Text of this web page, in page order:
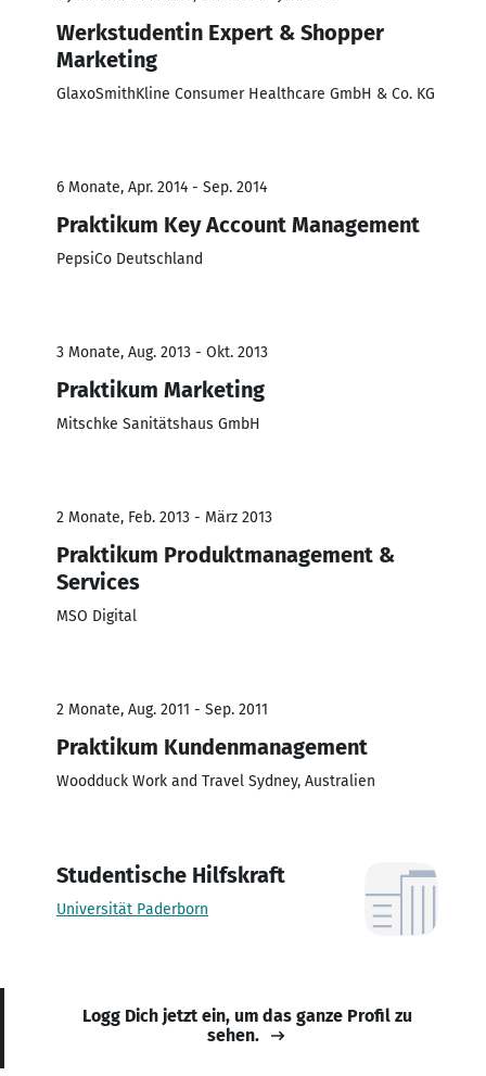
Werkstudentin Expert & Shopper
Marketing
GlaxoSmithKline Consumer Healthcare GmbH & Co. KG
6 Monate, Apr. 2014 - Sep. 2014
Praktikum Key Account Management
PepsiCo Deutschland
3 Monate, Aug. 2013 - Okt. 2013
Praktikum Marketing
Mitschke Sanitätshaus GmbH
2 Monate, Feb. 2013 - März 2013
Praktikum Produktmanagement &
Services
MSO Digital
2 Monate, Aug. 2011 - Sep. 2011
Praktikum Kundenmanagement
Woodduck Work and Travel Sydney, Australien
Studentische Hilfskraft
Universität Paderborn
Logg Dich jetzt ein, um das ganze Profil zu
sehen.